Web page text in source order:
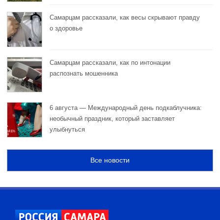
Самарцам рассказали, как весы скрывают правду
о здоровье
Самарцам рассказали, как по интонации
распознать мошенника
6 августа — Международный день подкаблучника:
необычный праздник, который заставляет
улыбнуться
Все новости